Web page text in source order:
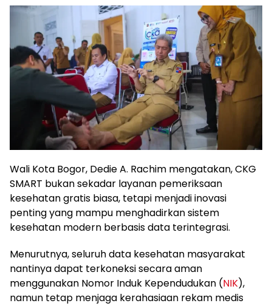
Wali Kota Bogor, Dedie A. Rachim mengatakan, CKG
SMART bukan sekadar layanan pemeriksaan
kesehatan gratis biasa, tetapi menjadi inovasi
penting yang mampu menghadirkan sistem
kesehatan modern berbasis data terintegrasi.
Menurutnya, seluruh data kesehatan masyarakat
nantinya dapat terkoneksi secara aman
menggunakan Nomor Induk Kependudukan (NIK),
namun tetap menjaga kerahasiaan rekam medis